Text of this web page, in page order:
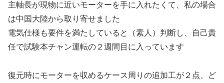
主軸長が現物に近いモーターを手に入れたくて、私の場合
は中国大陸から取り寄せました
電気仕様も要件を満たしていると（素人）判断し、自己責
任で試験本チャン運転の２週間目に入っています
復元時にモーターを収めるケース周りの追加工が２点、ど